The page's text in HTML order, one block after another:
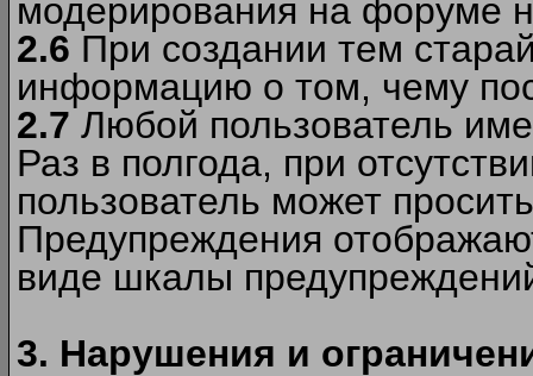
модерирования на форуме
2.6 При создании тем
информацию о том, чему
2.7 Любой пользователь
Раз в полгода, при
пользователь может
Предупреждения
виде шкалы
3. Нарушения и